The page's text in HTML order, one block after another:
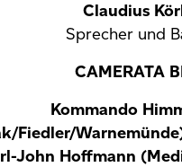
Claudius
Sprecher und
CAMERATA
Kommando
Fiedler/
John Hoffmann